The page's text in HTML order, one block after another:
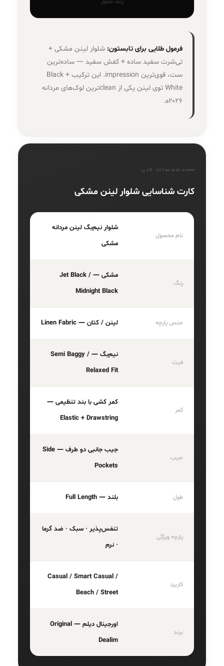
رنگ شلوار
فرمول طلایی برای تابستون: شلوار لینن مشکی +
تی‌شرت سفید ساده + کفش سفید — ساده‌ترین
ست، قوی‌ترین impression. این ترکیب Black +
White توی لینن یکی از clean‌ترین لوک‌های مردانه
۲۰۲۶ه.
مشخصات فنی
کارت شناسایی شلوار لینن مشکی
نام محصول
شلوار نیم‌بگ لینن مردانه
مشکی
رنگ
مشکی — Jet Black /
Midnight Black
جنس پارچه لینن / کتان — Linen Fabric
فیت
نیم‌بگ — Semi Baggy /
Relaxed Fit
کمر
کمر کشی با بند تنظیمی —
Elastic + Drawstring
جیب
جیب جانبی دو طرف — Side
Pockets
طول بلند — Full Length
پارچه ویژگی
تنفس‌پذیر · سبک · ضد گرما
· نرم
کاربرد
Casual / Smart Casual /
Beach / Street
برند
اورجینال دیلم — Original
Dealim